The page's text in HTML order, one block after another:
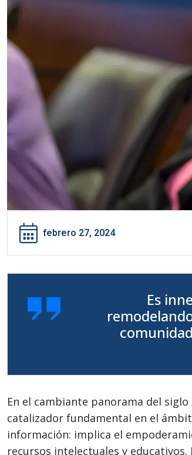
febrero 27, 2024
Es
En el cambiante panorama del
catalizador fundamental en el
información: implica el
recursos intelectuales y